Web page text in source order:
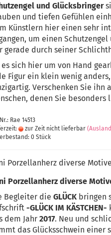
und Glücksbringer
und tiefen Gefühlen
Künstlern hier einen sehr
um einen
gerade durch seiner
es sich hier um von Hand
Figur ein klein wenig
Verschenken Sie ihn
denen Sie
Rae 14513
zur Zeit nicht lieferbar
0 Stück
Porzellanherz diverse
Porzellanherz diverse
Begleiter die GLÜCK bringen
-GLÜCK IM KÄSTCHEN-
dem Jahr 2017. Neu und
das Glücksschwein einer